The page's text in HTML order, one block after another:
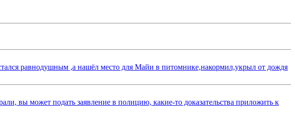
равнодушным ,а нашёл место для Майи в питомнике,накормил,укрыл от дождя
вы может подать заявление в полицию, какие-то доказательства приложить к